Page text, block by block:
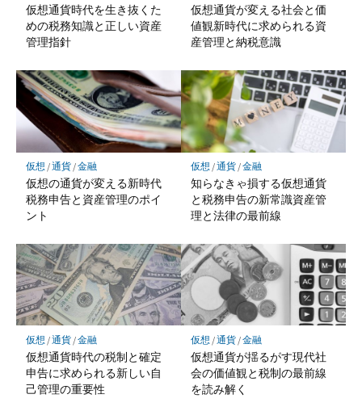
仮想通貨時代を生き抜くた
めの税務知識と正しい資産
管理指針
仮想通貨が変える社会と価
値観新時代に求められる資
産管理と納税意識
仮想 /通貨/金融
仮想の通貨が変える新時代
税務申告と資産管理のポイ
ント
仮想 /通貨/金融
知らなきゃ損する仮想通貨
と税務申告の新常識資産管
理と法律の最前線
仮想 /通貨/金融
仮想通貨時代の税制と確定
申告に求められる新しい自
己管理の重要性
仮想 /通貨/金融
仮想通貨が揺るがす現代社
会の価値観と税制の最前線
を読み解く